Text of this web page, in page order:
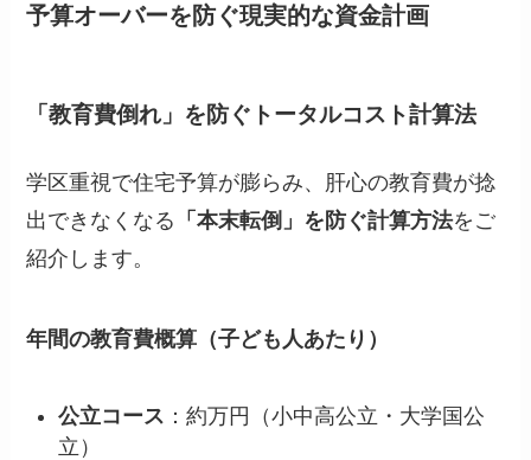
予算オーバーを防ぐ現実的な資金計画
「教育費倒れ」を防ぐトータルコスト計算法
学区重視で住宅予算が膨らみ、肝心の教育費が捻
出できなくなる 「本末転倒」を防ぐ計算方法をご
紹介します。
年間の教育費概算（子ども人あたり）
公立コース ：約万円（小中高公立・大学国公
立）